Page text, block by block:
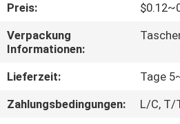
TRETEN
SIE
Preis:
Verpackung
Informationen:
Lieferzeit:
Tage
Zahlungsbedingungen:
L/C, T/